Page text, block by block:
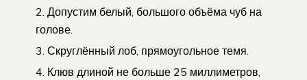
Допустим белый, большого объёма чуб на
голове.
Скруглённый лоб, прямоугольное темя.
Клюв длиной не больше 25 миллиметров,